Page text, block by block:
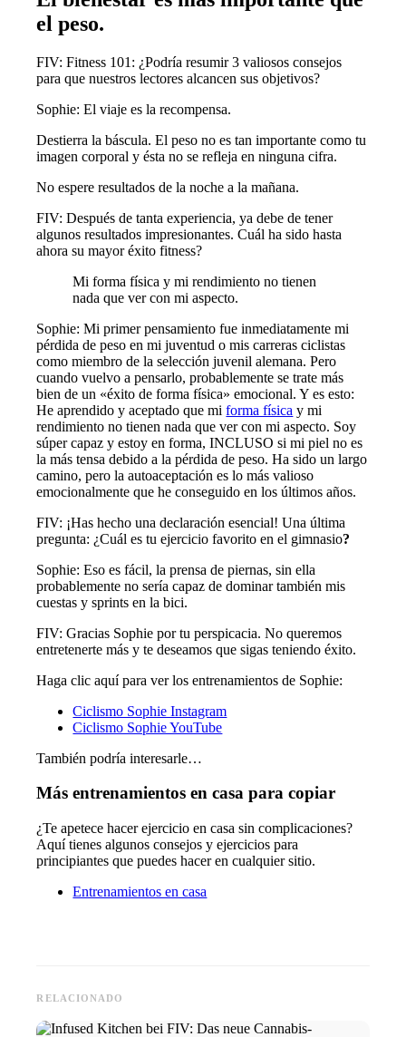
el peso.
FIV: Fitness 101: ¿Podría resumir 3 valiosos consejos
para que nuestros lectores alcancen sus objetivos?
Sophie: El viaje es la recompensa.
Destierra la báscula. El peso no es tan importante como tu
imagen corporal y ésta no se refleja en ninguna cifra.
No espere resultados de la noche a la mañana.
FIV: Después de tanta experiencia, ya debe de tener
algunos resultados impresionantes. Cuál ha sido hasta
ahora su mayor éxito fitness?
Mi forma física y mi rendimiento no tienen
nada que ver con mi aspecto.
Sophie: Mi primer pensamiento fue inmediatamente mi
pérdida de peso en mi juventud o mis carreras ciclistas
como miembro de la selección juvenil alemana. Pero
cuando vuelvo a pensarlo, probablemente se trate más
bien de un «éxito de forma física» emocional. Y es esto:
He aprendido y aceptado que miforma física y mi
rendimiento no tienen nada que ver con mi aspecto. Soy
súper capaz y estoy en forma, INCLUSO si mi piel no es
la más tensa debido a la pérdida de peso. Ha sido un largo
camino, pero la autoaceptación es lo más valioso
emocionalmente que he conseguido en los últimos años.
FIV: ¡Has hecho una declaración esencial! Una última
pregunta: ¿Cuál es tu ejercicio favorito en el gimnasio?
Sophie: Eso es fácil, la prensa de piernas, sin ella
probablemente no sería capaz de dominar también mis
cuestas y sprints en la bici.
FIV: Gracias Sophie por tu perspicacia. No queremos
entretenerte más y te deseamos que sigas teniendo éxito.
Haga clic aquí para ver los entrenamientos de Sophie:
Ciclismo Sophie Instagram
Ciclismo Sophie YouTube
También podría interesarle…
Más entrenamientos en casa para copiar
¿Te apetece hacer ejercicio en casa sin complicaciones?
Aquí tienes algunos consejos y ejercicios para
principiantes que puedes hacer en cualquier sitio.
Entrenamientos en casa
RELACIONADO